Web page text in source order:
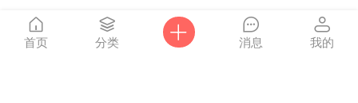
首页 分类 消息 我的